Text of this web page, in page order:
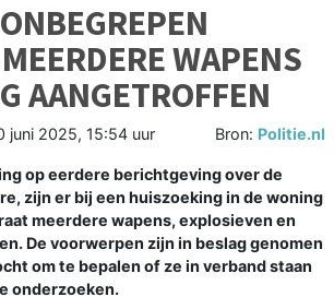
WAPENS
AANGETROFFEN
juni 2025, 15:54 uur Bron: Politie.nl
op eerdere berichtgeving over de
zijn er bij een huiszoeking in de woning
meerdere wapens, explosieven en
De voorwerpen zijn in beslag genomen
om te bepalen of ze in verband staan
onderzoeken.